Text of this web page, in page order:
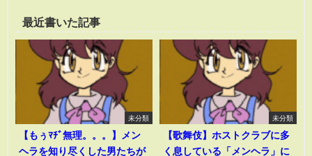
最近書いた記事
未分類
【もぅﾏﾁﾞ無理。。。】メン
ヘラを知り尽くした男たちが
未分類
【歌舞伎】ホストクラブに多
く息している「メンヘラ」に